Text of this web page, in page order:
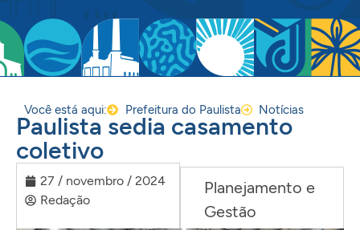
Você está aqui: Prefeitura do Paulista Notícias
Paulista sedia casamento
coletivo
27 / novembro / 2024
Redação
Planejamento e
Gestão